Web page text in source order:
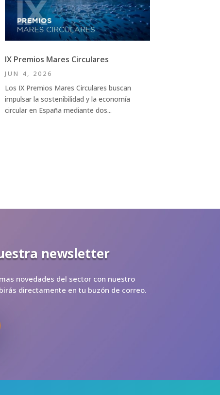
IX Premios Mares Circulares
JUN 4, 2026
Los IX Premios Mares Circulares buscan
impulsar la sostenibilidad y la economía
circular en España mediante dos...
newsletter
novedades del sector con nuestro
directamente en tu buzón de correo.